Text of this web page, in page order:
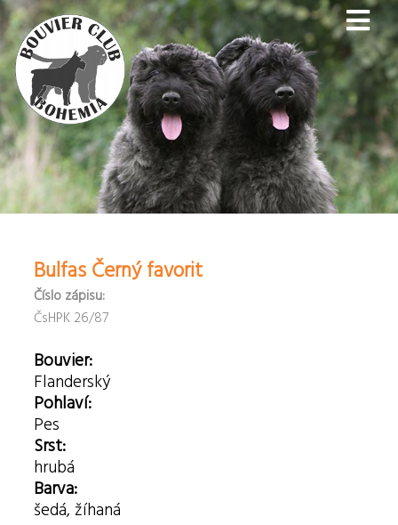
Bulfas Černý favorit
Číslo zápisu:
ČsHPK 26/87
Bouvier:
Flanderský
Pohlaví:
Pes
Srst:
hrubá
Barva:
šedá, žíhaná